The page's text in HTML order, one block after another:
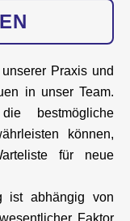
Praxis und
in unser Team.
bestmögliche
können,
für neue
ist abhängig von
Faktor